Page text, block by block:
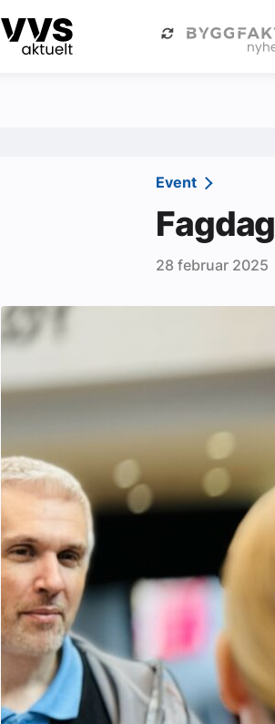
Kategorier Om VVS Aktuelt
Vann og avløp
Aktuelle prosjekter
Abonner på fagbladet Byggfakta
Annonsere i VVS Aktuelt
Kontakt oss
Tips oss
eBlad
Event
28 februar 2025